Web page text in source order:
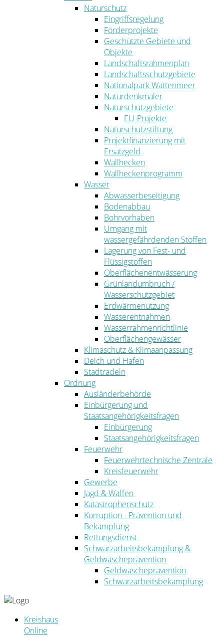
Naturschutz
Eingriffsregelung
Förderprojekte
Geschützte Gebiete und
Objekte
Landschaftsrahmenplan
Landschaftsschutzgebiete
Nationalpark Wattenmeer
Naturdenkmäler
Naturschutzgebiete
EU-Projekte
Naturschutzstiftung
Projektfinanzierung mit
Ersatzgeld
Wallhecken
Wallheckenprogramm
Wasser
Abwasserbeseitigung
Bodenabbau
Bohrvorhaben
Umgang mit
wassergefährdenden Stoffen
Lagerung von Fest- und
Flüssigstoffen
Oberflächenentwässerung
Grünlandumbruch /
Wasserschutzgebiet
Erdwärmenutzung
Wasserentnahmen
Wasserrahmenrichtlinie
Oberflächengewässer
Klimaschutz & Klimaanpassung
Deich und Hafen
Stadtradeln
Ordnung
Ausländerbehörde
Einbürgerung und
Staatsangehörigkeitsfragen
Einbürgerung
Staatsangehörigkeitsfragen
Feuerwehr
Feuerwehrtechnische Zentrale
Kreisfeuerwehr
Gewerbe
Jagd & Waffen
Katastrophenschutz
Korruption - Prävention und
Bekämpfung
Rettungsdienst
Schwarzarbeitsbekämpfung &
Geldwäscheprävention
Geldwäscheprävention
Schwarzarbeitsbekämpfung
Kreishaus
Online